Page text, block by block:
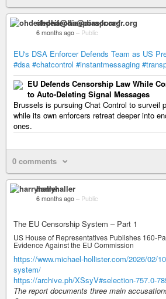
ohdeifepha@diaspora-fr.org
6 months ago – Public
EU's DSA Enforcer Defends Team as US
#dsa #chatcontrol #instantmessaging
EU Defends Censorship Law While
to Auto-Deleting Signal Messages
Brussels is pursuing Chat Control to surveil
while its own enforcers retreat deeper into
ones.
0 comments
harryhaller
6 months ago – Public
The EU Censorship System – Part 1
US House of Representatives Publishes 160-
Evidence Against the EU Commission
https://www.michael-hollister.com/2026/02/
system/
https://archive.ph/XSsyV#selection-757.0-
The report documents three main